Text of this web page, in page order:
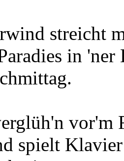
streicht
in 'ner
vor'm
spielt